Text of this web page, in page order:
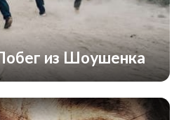
из Шоушенка